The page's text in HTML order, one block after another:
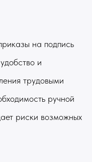
на подпись
и
трудовыми
ручной
риски возможных